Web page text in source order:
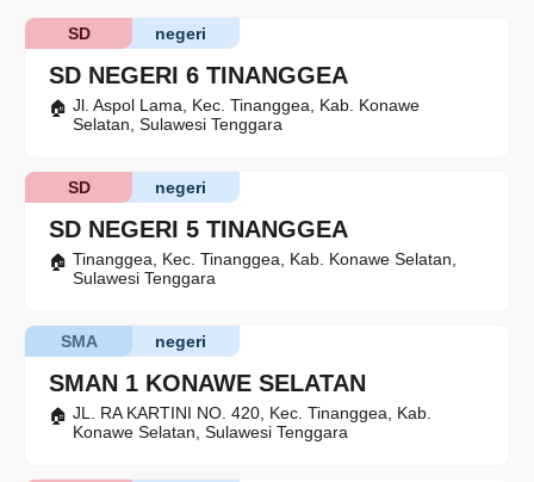
SD NEGERI 6 TINANGGEA
negeri
SD
Jl. Aspol Lama, Kec. Tinanggea, Kab. Konawe
Selatan, Sulawesi Tenggara
SD NEGERI 5 TINANGGEA
negeri
SD
Tinanggea, Kec. Tinanggea, Kab. Konawe Selatan,
Sulawesi Tenggara
SMAN 1 KONAWE SELATAN
negeri
SMA
JL. RA KARTINI NO. 420, Kec. Tinanggea, Kab.
Konawe Selatan, Sulawesi Tenggara